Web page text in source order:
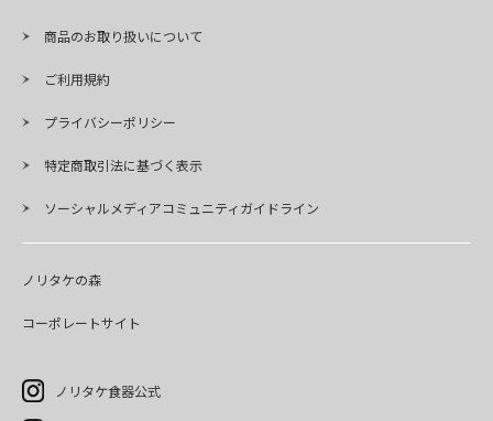
商品のお取り扱いについて
ご利用規約
プライバシーポリシー
特定商取引法に基づく表示
ソーシャルメディアコミュニティガイドライン
ノリタケの森
コーポレートサイト
ノリタケ食器公式